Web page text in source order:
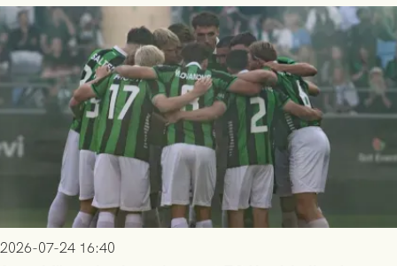
2026-07-24 16:40